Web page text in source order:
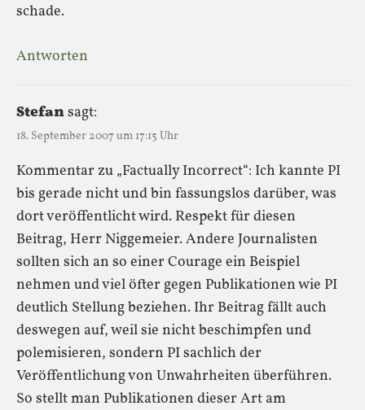
schade.
Antworten
Stefansagt:
18. September 2007 um 17:15 Uhr
Kommentar zu „Factually Incorrect“: Ich kannte PI
bis gerade nicht und bin fassungslos darüber, was
dort veröffentlicht wird. Respekt für diesen
Beitrag, Herr Niggemeier. Andere Journalisten
sollten sich an so einer Courage ein Beispiel
nehmen und viel öfter gegen Publikationen wie PI
deutlich Stellung beziehen. Ihr Beitrag fällt auch
deswegen auf, weil sie nicht beschimpfen und
polemisieren, sondern PI sachlich der
Veröffentlichung von Unwahrheiten überführen.
So stellt man Publikationen dieser Art am